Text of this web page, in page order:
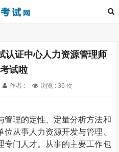
认证中心人力资源管理师
试啦
作者 : 浏览 : 36 次
管理的定性、定量分析方法和
从事人力资源开发与管理、
专门人才。从事的主要工作包